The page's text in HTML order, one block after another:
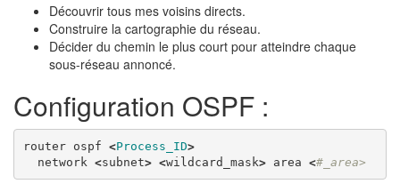
Découvrir tous mes voisins directs.
Construire la cartographie du réseau.
Décider du chemin le plus court pour atteindre chaque
sous-réseau annoncé.
Configuration OSPF :
router ospf <Process_ID>
network <subnet> <wildcard_mask> area <#_area>